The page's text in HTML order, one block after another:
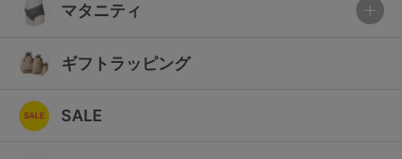
マタニティ
ギフトラッピング
SALE